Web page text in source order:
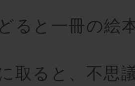
ると一冊の絵
取ると、不思